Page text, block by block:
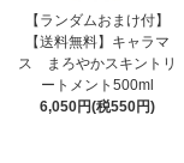
【ランダムおまけ付】
【送料無料】キャラマ
ス まろやかスキントリ
ートメント500ml
6,050円(税550円)